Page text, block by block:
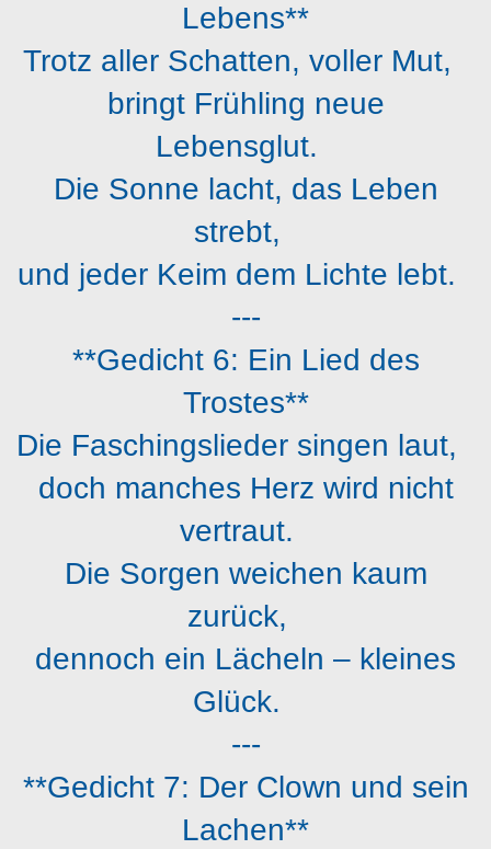
Lebens**
Trotz aller Schatten, voller Mut,
bringt Frühling neue
Lebensglut.
Die Sonne lacht, das Leben
strebt,
und jeder Keim dem Lichte lebt.
---
**Gedicht 6: Ein Lied des
Trostes**
Die Faschingslieder singen laut,
doch manches Herz wird nicht
vertraut.
Die Sorgen weichen kaum
zurück,
dennoch ein Lächeln – kleines
Glück.
---
**Gedicht 7: Der Clown und sein
Lachen**